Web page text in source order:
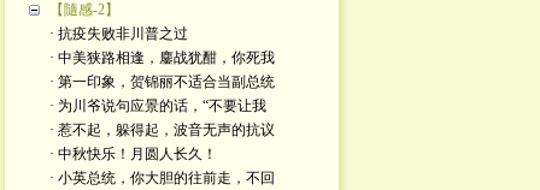
【隨感-2】
· 抗疫失败非川普之过
· 中美狭路相逢，鏖战犹酣，你死我
· 第一印象，贺锦丽不适合当副总统
· 为川爷说句应景的话，“不要让我
· 惹不起，躲得起，波音无声的抗议
· 中秋快乐！月圆人长久！
· 小英总统，你大胆的往前走，不回